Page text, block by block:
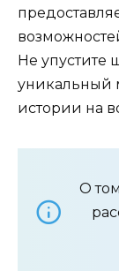
Не упустите
уникальный
истории на
О